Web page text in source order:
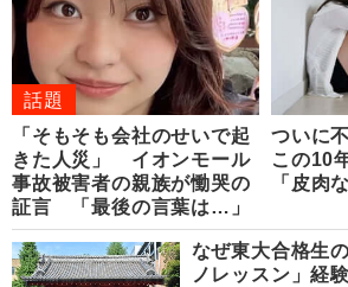
話題
「そもそも会社のせいで起
きた人災」 イオンモール
事故被害者の親族が慟哭の
証言 「最後の言葉は…」
ついに
この10
「皮肉
なぜ東大合格生
ノレッスン」経